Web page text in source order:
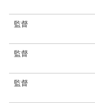
監督
監督
監督